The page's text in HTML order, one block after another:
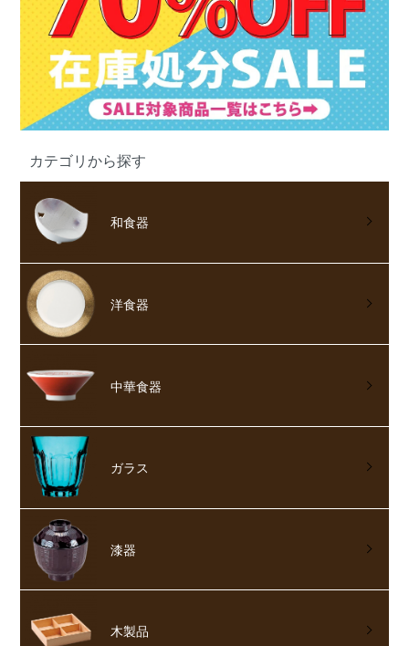
カテゴリから探す
和食器
洋食器
中華食器
ガラス
漆器
木製品